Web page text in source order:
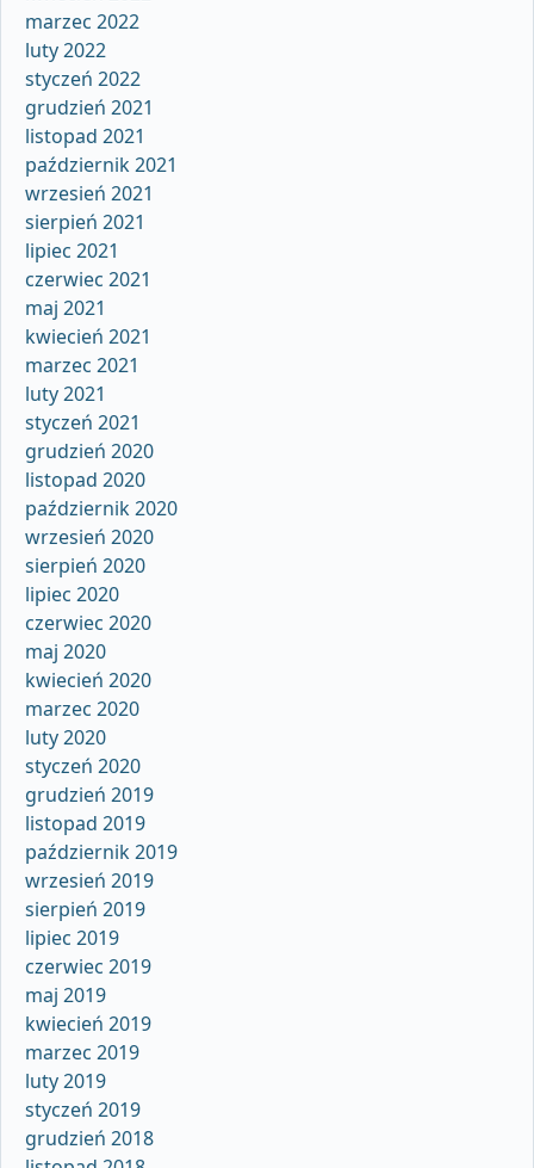
marzec 2022
luty 2022
styczeń 2022
grudzień 2021
listopad 2021
październik 2021
wrzesień 2021
sierpień 2021
lipiec 2021
czerwiec 2021
maj 2021
kwiecień 2021
marzec 2021
luty 2021
styczeń 2021
grudzień 2020
listopad 2020
październik 2020
wrzesień 2020
sierpień 2020
lipiec 2020
czerwiec 2020
maj 2020
kwiecień 2020
marzec 2020
luty 2020
styczeń 2020
grudzień 2019
listopad 2019
październik 2019
wrzesień 2019
sierpień 2019
lipiec 2019
czerwiec 2019
maj 2019
kwiecień 2019
marzec 2019
luty 2019
styczeń 2019
grudzień 2018